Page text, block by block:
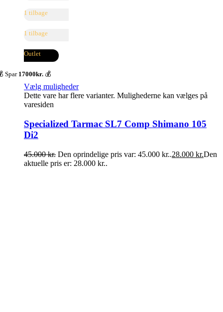
1 tilbage
1 tilbage
Outlet
Spar 17000kr.💰
Vælg muligheder
Dette vare har flere varianter. Mulighederne kan vælges på
varesiden
Specialized Tarmac SL7 Comp Shimano 105
Di2
45.000kr. Den oprindelige pris var: 45.000 kr..28.000 kr.Den
aktuelle pris er: 28.000 kr..